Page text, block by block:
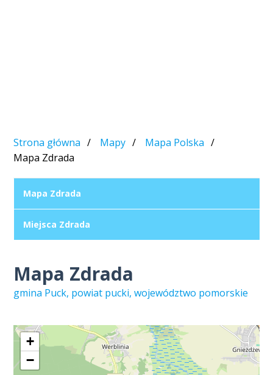
Strona główna Mapy
Mapa Polska
Mapa Zdrada
Mapa Zdrada
Miejsca Zdrada
Mapa Zdrada
gmina Puck, powiat pucki, województwo pomorskie
+
−